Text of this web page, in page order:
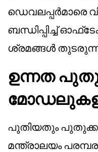
ഡെവലപ്പർമാരെ
ബന്ധിപ്പിച്ച്
ശ്രമങ്ങൾ
ഉന്നത
പുതിയതും
മന്ത്രാലയം